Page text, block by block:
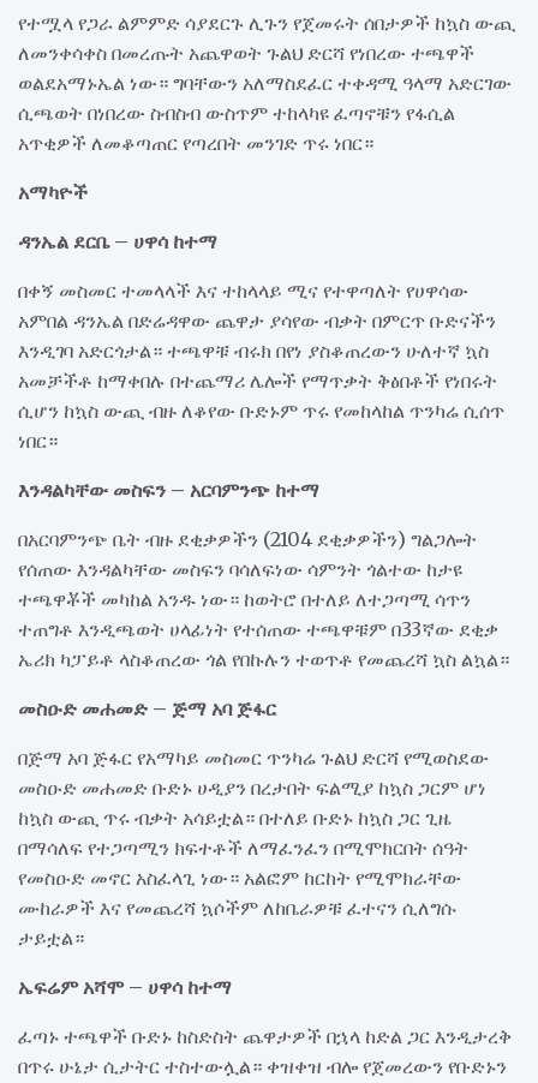
የተሟላ የጋራ ልምምድ ሳያደርጉ ሊጉን የጀመሩት ሰበታዎች ከኳስ ውጪ
ለመንቀሳቀስ በመረጡት አጨዋወት ጉልህ ድርሻ የነበረው ተጫዋች
ወልደአማኑኤል ነው። ግባቸውን አለማስደፈር ተቀዳሚ ዓላማ አድርገው
ሲጫወት በነበረው ስብስብ ውስጥም ተከላካዩ ፈጣኖቹን የፋሲል
አጥቂዎች ለመቆጣጠር የጣረበት መንገድ ጥሩ ነበር።
አማካዮች
ዳንኤል ደርቤ – ሀዋሳ ከተማ
በቀኝ መስመር ተመላላች እና ተከላላይ ሚና የተዋጣለት የሀዋሳው
አምበል ዳንኤል በድሬዳዋው ጨዋታ ያሳየው ብቃት በምርጥ ቡድናችን
እንዲገባ አድርጎታል። ተጫዋቹ ብሩክ በየነ ያስቆጠረውን ሁለተኛ ኳስ
አመቻችቶ ከማቀበሉ በተጨማሪ ሌሎች የማጥቃት ቅፅበቶች የነበሩት
ሲሆን ከኳስ ውጪ ብዙ ለቆየው ቡድኑም ጥሩ የመከላከል ጥንካሬ ሲሰጥ
ነበር።
እንዳልካቸው መስፍን – አርባምንጭ ከተማ
በአርባምንጭ ቤት ብዙ ደቂቃዎችን (2104 ደቂቃዎችን) ግልጋሎት
የሰጠው እንዳልካቸው መስፍን ባሳለፍነው ሳምንት ጎልተው ከታዩ
ተጫዋቾች መካከል አንዱ ነው። ከወትሮ በተለይ ለተጋጣሚ ሳጥን
ተጠግቶ እንዲጫወት ሀላፊነት የተሰጠው ተጫዋቹም በ33ኛው ደቂቃ
ኤሪክ ካፓይቶ ላስቆጠረው ጎል የበኩሉን ተወጥቶ የመጨረሻ ኳስ ልኳል።
መስዑድ መሐመድ – ጅማ አባ ጅፋር
በጅማ አባ ጅፋር የአማካይ መስመር ጥንካሬ ጉልህ ድርሻ የሚወስደው
መስዑድ መሐመድ ቡድኑ ሀዲያን በረታበት ፍልሚያ ከኳስ ጋርም ሆነ
ከኳስ ውጪ ጥሩ ብቃት አሳይቷል። በተለይ ቡድኑ ከኳስ ጋር ጊዜ
በማሳለፍ የተጋጣሚን ክፍተቶች ለማፈንፈን በሚሞክርበት ሰዓት
የመስዑድ መኖር አስፈላጊ ነው። አልፎም ከርከት የሚሞክራቸው
ሙከራዎች እና የመጨረሻ ኳሶችም ለከቤራዎቹ ፈተናን ሲለግሱ
ታይቷል።
ኤፍሬም አሻሞ – ሀዋሳ ከተማ
ፈጣኑ ተጫዋች ቡድኑ ከስድስት ጨዋታዎች በኋላ ከድል ጋር እንዲታረቅ
በጥሩ ሁኔታ ሲታትር ተስተውሏል። ቀዝቀዝ ብሎ የጀመረውን የቡድኑን